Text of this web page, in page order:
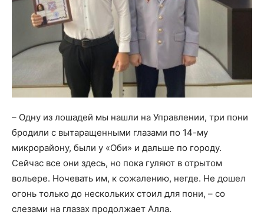
– Одну из лошадей мы нашли на Управлении, три пони
бродили с вытаращенными глазами по 14-му
микрорайону, были у «Оби» и дальше по городу.
Сейчас все они здесь, но пока гуляют в отрытом
вольере. Ночевать им, к сожалению, негде. Не дошел
огонь только до нескольких стоил для пони, – со
слезами на глазах продолжает Алла.